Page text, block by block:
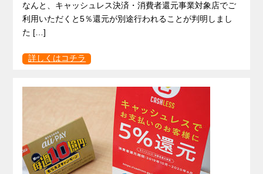
なんと、キャッシュレス決済・消費者還元事業対象店でご
利用いただくと5％還元が別途行われることが判明しまし
た […]
詳しくはコチラ